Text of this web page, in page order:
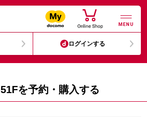
MENU
ログインする
を予約・購入する